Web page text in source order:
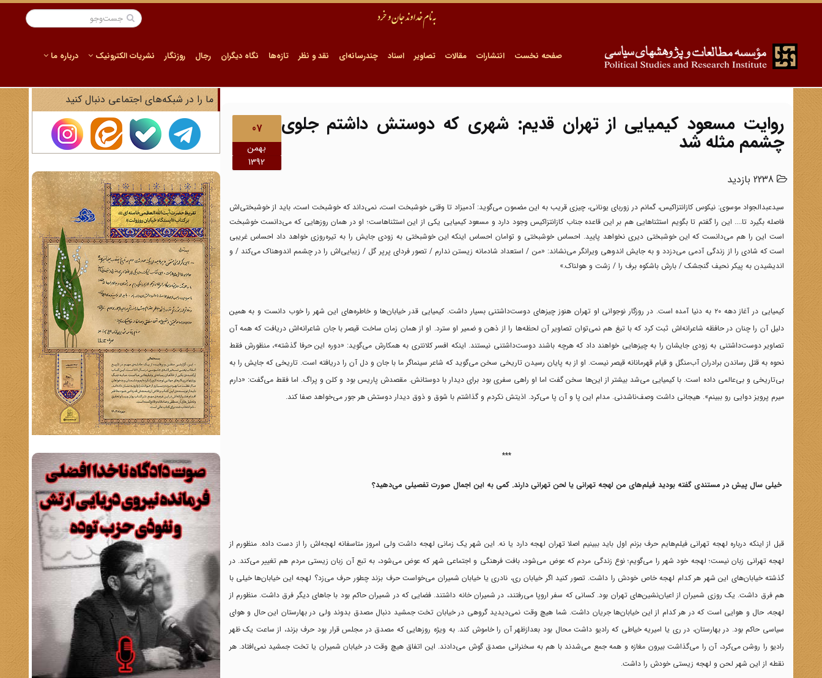
صفحه نخست انتشارات مقالات تصاویر اسناد چندرسانه‌ای نقد و نظر تازه‌ها نگاه دیگران رجال روزنگار نشریات الکترونیک درباره ما
07
بهمن
1392
روایت مسعود کیمیایی از تهران قدیم: شهری که دوستش داشتم جلوی
چشمم مثله شد
سیدعبدالجواد موسوی: نیکوس کازانتزاکیس، گمانم در زوربای یونانی، چیزی قریب به این مضمون می‌گوید: آدمیزاد تا وقتی خوشبخت است، نمی‌داند که خوشبخت است، باید از خوشبختی‌اش
فاصله بگیرد تا.... این را گفتم تا بگویم استثناهایی هم بر این قاعده جناب کازانتزاکیس وجود دارد و مسعود کیمیایی یکی از این استثناهاست؛ او در‌‌ همان روزهایی که می‌دانست خوشبخت
است این را هم می‌دانست که این خوشبختی دیری نخواهد پایید. احساس خوشبختی و توامان احساس اینکه این خوشبختی به زودی جایش را به تیره‌روزی خواهد داد احساس غریبی
است که شادی را از زندگی آدمی می‌دزدد و به جایش اندوهی ویرانگر می‌نشاند: «من / استعداد شادمانه زیستن ندارم / تصور فردای پرپر گل / زیبایی‌اش را در چشمم اندوهناک می‌کند / و
اندیشیدن به پیکر نحیف گنجشک / بارش باشکوه برف را / زشت و هولناک.»
کیمیایی در آغاز دهه ۲۰ به دنیا آمده است. در روزگار نوجوانی او تهران هنوز چیزهای دوست‌داشتنی بسیار داشت. کیمیایی قدر خیابان‌ها و خاطره‌های این شهر را خوب دانست و به همین
دلیل آن را چنان در حافظه شاعرانه‌اش ثبت کرد که با تیغ هم نمی‌توان تصاویر آن لحظه‌ها را از ذهن و ضمیر او سترد. او از‌‌ همان زمان ساخت قیصر با جان شاعرانه‌اش دریافت که همه آن
تصاویر دوست‌داشتنی به زودی جایشان را به چیز‌هایی خواهند داد که هرچه باشند دوست‌داشتنی نیستند. اینکه افسر کلانتری به همکارش می‌گوید: «دوره این حرفا گذشته»، منظورش فقط
نحوه به قتل رساندن برادران آب‌منگل و قیام قهرمانانه قیصر نیست. او از به پایان رسیدن تاریخی سخن می‌گوید که شاعر سینماگر ما با جان و دل آن را دریافته است. تاریخی که جایش را به
بی‌تاریخی و بی‌عالمی داده است. با کیمیایی می‌شد بیشتر از این‌ها سخن گفت اما او راهی سفری بود برای دیدار با دوستانش. مقصدش پاریس بود و کلن و پراگ. اما فقط می‌گفت: «دارم
میرم پرویز دوایی رو ببینم». هیجانی داشت وصف‌ناشدنی. مدام این پا و آن پا می‌کرد. اذیتش نکردم و گذاشتم با شوق و ذوق دیدار دوستش هر جور می‌خواهد صفا کند.
***
خیلی سال پیش در مستندی گفته بودید فیلم‌های من لهجه تهرانی یا لحن تهرانی دارند. کمی به این اجمال صورت تفصیلی می‌دهید؟
قبل از اینکه درباره لهجه تهرانی فیلم‌هایم حرف بزنم اول باید ببینیم اصلا تهران لهجه دارد یا نه. این شهر یک زمانی لهجه داشت ولی امروز متاسفانه لهجه‌اش را از دست داده. منظورم از
لهجه تهرانی زبان نیست؛ لهجه خود شهر را می‌گویم؛ نوع زندگی مردم که عوض می‌شود، بافت فرهنگی و اجتماعی شهر که عوض می‌شود، به تبع آن زبان زیستی مردم هم تغییر می‌کند. در
گذشته خیابان‌های این شهر هر کدام لهجه خاص خودش را داشت. تصور کنید اگر خیابان ری، نادری یا خیابان شمیران می‌خواست حرف بزند چطور حرف می‌زد؟ لهجه این خیابان‌ها خیلی با
هم فرق داشت. یک روزی شمیران از اعیان‌نشین‌های تهران بود. کسانی که سفر اروپا می‌رفتند، در شمیران خانه داشتند. فضایی که در شمیران حاکم بود با جاهای دیگر فرق داشت. منظورم از
لهجه، حال و هوایی است که در هر کدام از این خیابان‌ها جریان داشت. شما هیچ وقت نمی‌دیدید گروهی در خیابان تخت جمشید دنبال مصدق بدوند ولی در بهارستان این حال و هوای
سیاسی حاکم بود. در بهارستان، در ری یا امیریه خیاطی که رادیو داشت محال بود بعدازظهر آن را خاموش کند. به ویژه روزهایی که مصدق در مجلس قرار بود حرف بزند، از ساعت یک ظهر
رادیو را روشن می‌کرد، آن را می‌گذاشت بیرون مغازه و همه جمع می‌شدند با هم به سخنرانی مصدق گوش می‌دادند. این اتفاق هیچ وقت در خیابان شمیران یا تخت جمشید نمی‌افتاد. هر
نقطه از این شهر لحن و لهجه زیستی خودش را داشت.
ما را در شبکه‌های اجتماعی دنبال کنید